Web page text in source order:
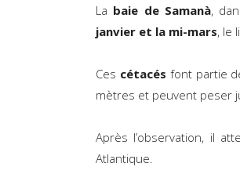
La baie de Samanà,
janvier et la mi-mars, le
Ces cétacés font partie
mètres et peuvent peser
Après l’observation, il
Atlantique.